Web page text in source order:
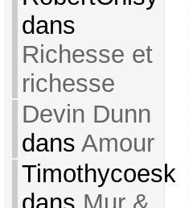
dans
Richesse et
richesse
Devin Dunn
dans Amour
Timothycoesk